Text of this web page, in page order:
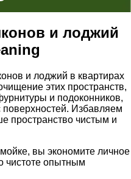
и лоджий
и лоджий в квартирах
этих пространств,
и подоконников,
поверхностей. Избавляем
пространство чистым и
вы экономите личное
чистоте опытным